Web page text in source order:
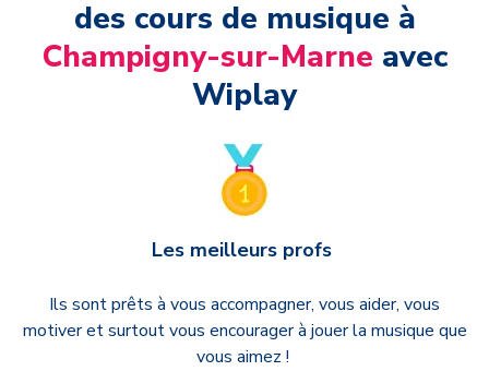
des cours de musique à
Champigny-sur-Marne avec
Wiplay
Les meilleurs profs
Ils sont prêts à vous accompagner, vous aider, vous
motiver et surtout vous encourager à jouer la musique que
vous aimez !